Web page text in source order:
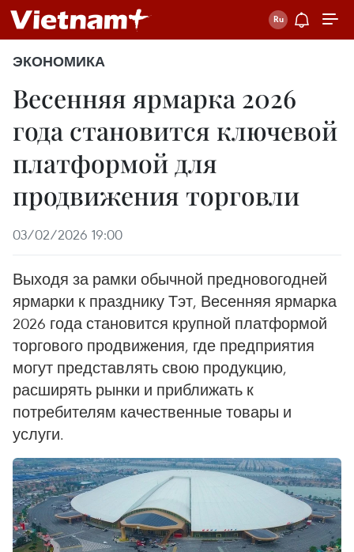
ЭКОНОМИКА
Весенняя ярмарка 2026
года становится ключевой
платформой для
продвижения торговли
03/02/2026 19:00
Выходя за рамки обычной предновогодней
ярмарки к празднику Тэт, Весенняя ярмарка
2026 года становится крупной платформой
торгового продвижения, где предприятия
могут представлять свою продукцию,
расширять рынки и приближать к
потребителям качественные товары и
услуги.